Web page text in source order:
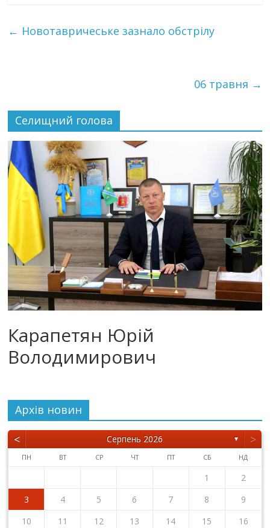
← Новотавричеське зазнало обстрілу
06 травня →
Селищний голова
Карапетян Юрій
Володимирович
Архiв новин
< Серпень 2026 ▼ >
ПН ВТ СР ЧТ ПТ СБ НД
1
2
3
4 5 6 7 8
9
10
11 12 13 14 15
16